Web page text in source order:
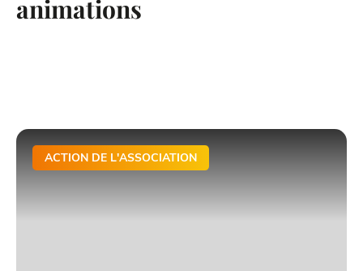
animations
ACTION DE L'ASSOCIATION